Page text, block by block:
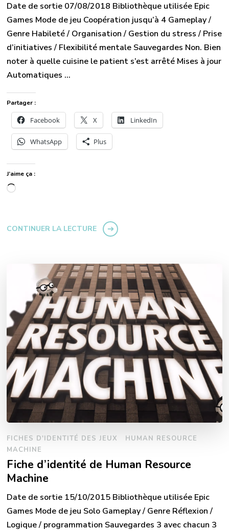
Date de sortie 07/08/2018 Bibliothèque utilisée Epic
Games Mode de jeu Coopération jusqu’à 4 Gameplay /
Genre Habileté / Organisation / Gestion du stress / Prise
d’initiatives / Flexibilité mentale Sauvegardes Non. Bien
noter à quelle cuisine le patient s’est arrêté Mises à jour
Automatiques …
Partager :
Facebook X LinkedIn
WhatsApp Plus
J’aime ça :
Chargement…
CONTINUER LA LECTURE
FICHES D'IDENTITÉ DES JEUX
HUMAN RESOURCE
MACHINE
Fiche d’identité de Human Resource
Machine
Date de sortie 15/10/2015 Bibliothèque utilisée Epic
Games Mode de jeu Solo Gameplay / Genre Réflexion /
Logique / programmation Sauvegardes 3 avec chacun 3